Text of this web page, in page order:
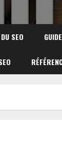
SEO